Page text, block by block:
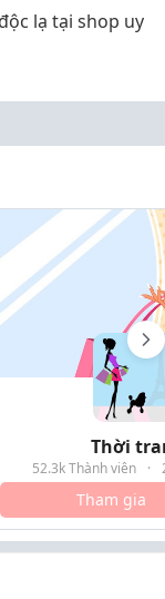
lạ tại shop uy
Thời
52.3k Thành viên ·
Tham gia